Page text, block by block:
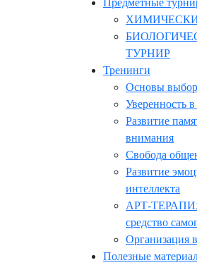
Предметные
ТУРНИР
Тренинги
Основы
Уверенность в
Развитие
внимания
Свобода
Развитие
интеллекта
АРТ-
средство
Организация
Полезные